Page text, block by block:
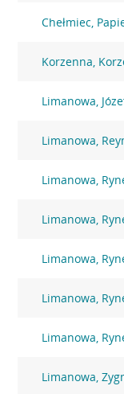
Chełmiec,
Korzenna,
Limanowa,
Limanowa,
Limanowa,
Limanowa,
Limanowa,
Limanowa,
Limanowa,
Limanowa,